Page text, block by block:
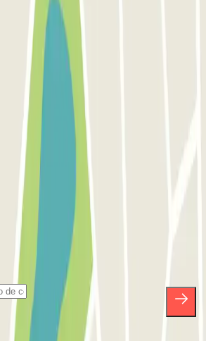
Aeroporto de Adolfo Suárez Madrid–Barajas
newsletter e saiba mais
sorteios e muitas outras
Política de Privacidade para receber
da Parclick. Sem qualquer obrigação,
sempre que quiser na mesma